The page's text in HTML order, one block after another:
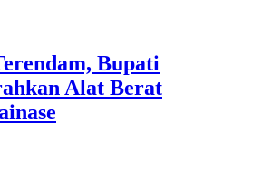
Bupati
Alat Berat